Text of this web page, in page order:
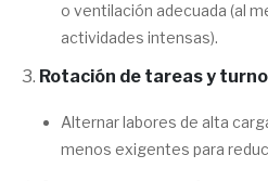
o ventilación adecuada (al
actividades intensas).
Rotación de tareas y
Alternar labores de alta
menos exigentes para